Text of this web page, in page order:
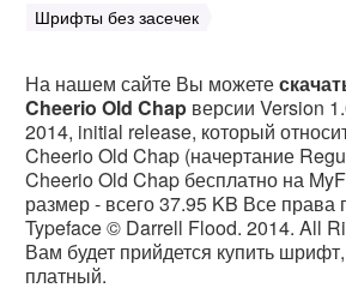
Шрифты без засечек
На нашем сайте Вы можете
Cheerio Old Chap версии Version
2014, initial release, который
Cheerio Old Chap (начертание
Cheerio Old Chap бесплатно на
размер - всего 37.95 KB Все права
Typeface © Darrell Flood. 2014. All
Вам будет прийдется купить
платный.